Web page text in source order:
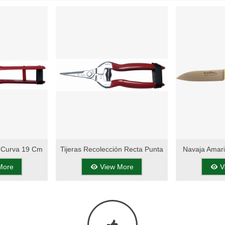
19 Cm Add To Wishlist
Tijeras Recolección Recta Punta
Redonda 18 Cm
View More
Add To
Navaja
Cm -